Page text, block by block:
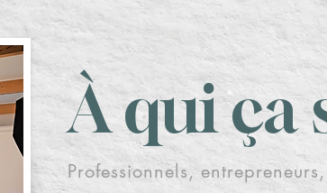
À qui ça
Professionnels,